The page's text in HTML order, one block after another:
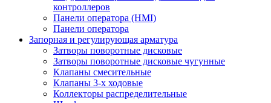
контроллеров
Панели оператора (HMI)
Панели оператора
Запорная и регулирующая арматура
Затворы поворотные дисковые
Затворы поворотные дисковые чугунные
Клапаны смесительные
Клапаны 3-х ходовые
Коллекторы распределительные